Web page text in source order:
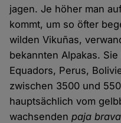
jagen. Je höher man
kommt, um so öfter
wilden Vikuñas,
bekannten Alpakas.
Equadors, Perus,
zwischen 3500 und
hauptsächlich vom
wachsendenpaja brava